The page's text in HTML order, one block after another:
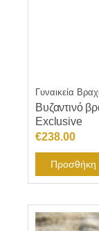
Γυναικεία
Βυζαντινό
Exclusive
€238.00
Προσθήκη